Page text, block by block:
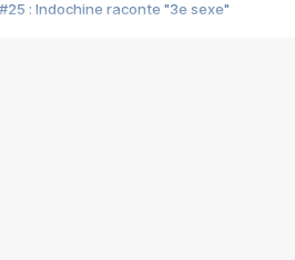
#25 : Indochine raconte "3e sexe"